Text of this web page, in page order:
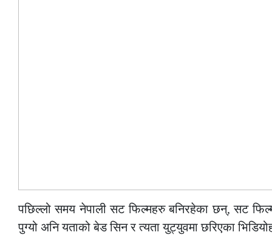
पछिल्लो समय नेपाली सट फिल्महरु बनिरहेका छन्, सट
पुग्यो अनि यताको बेड सिन र त्यता युट्युवमा छरिएका